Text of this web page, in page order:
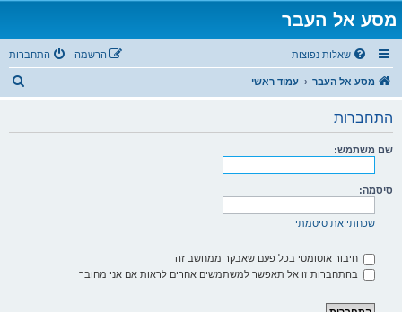
מסע אל העבר
שאלות נפוצות התחברות הרשמה
מסע אל העבר עמוד ראשי
התחברות
שם משתמש:
סיסמה:
שכחתי את סיסמתי
חיבור אוטומטי בכל פעם שאבקר ממחשב זה
בהתחברות זו אל תאפשר למשתמשים אחרים לראות אם אני מחובר